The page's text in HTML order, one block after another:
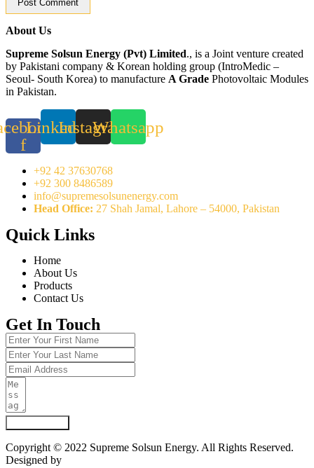
About Us
Supreme Solsun Energy (Pvt) Limited., is a Joint venture created
by Pakistani company & Korean holding group (IntroMedic –
Seoul- South Korea) to manufacture A Grade Photovoltaic Modules
in Pakistan.
f
LinkedinInstagramWhatsapp
+92 42 37630768
+92 300 8486589
info@supremesolsunenergy.com
Head Office: 27 Shah Jamal, Lahore – 54000, Pakistan
Quick Links
Home
About Us
Products
Contact Us
Get In Touch
Copyright © 2022 Supreme Solsun Energy. All Rights Reserved.
Designed by